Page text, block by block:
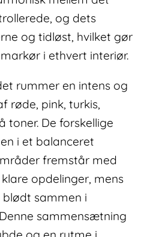
og dets
og tidløst, hvilket gør
i ethvert interiør.
rummer en intens og
røde, pink, turkis,
toner. De forskellige
i et balanceret
fremstår med
opdelinger, mens
sammen i
sammensætning